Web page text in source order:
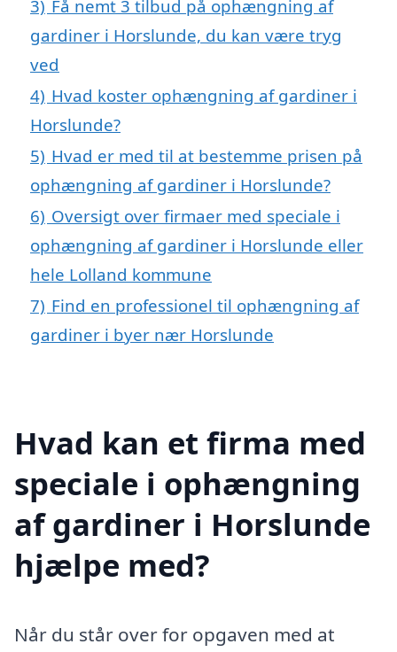
3) Få nemt 3 tilbud på ophængning af
gardiner i Horslunde, du kan være tryg
ved
4) Hvad koster ophængning af gardiner i
Horslunde?
5) Hvad er med til at bestemme prisen på
ophængning af gardiner i Horslunde?
6) Oversigt over firmaer med speciale i
ophængning af gardiner i Horslunde eller
hele Lolland kommune
7) Find en professionel til ophængning af
gardiner i byer nær Horslunde
Hvad kan et firma med
speciale i ophængning
af gardiner i Horslunde
hjælpe med?
Når du står over for opgaven med at